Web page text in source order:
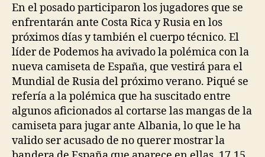
En el posado participaron los jugadores que se
enfrentarán ante Costa Rica y Rusia en los
próximos días y también el cuerpo técnico. El
líder de Podemos ha avivado la polémica con la
nueva camiseta de España, que vestirá para el
Mundial de Rusia del próximo verano. Piqué se
refería a la polémica que ha suscitado entre
algunos aficionados al cortarse las mangas de la
camiseta para jugar ante Albania, lo que le ha
valido ser acusado de no querer mostrar la